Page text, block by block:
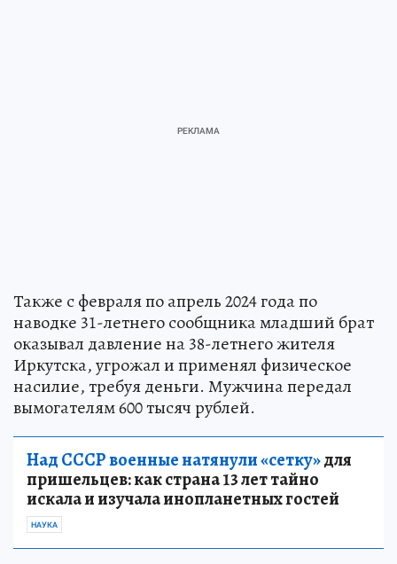
Также с февраля по апрель 2024 года по
наводке 31-летнего сообщника младший брат
оказывал давление на 38-летнего жителя
Иркутска, угрожал и применял физическое
насилие, требуя деньги. Мужчина передал
вымогателям 600 тысяч рублей.
Над СССР военные натянули «сетку»для
пришельцев: как страна 13 лет тайно
искала и изучала инопланетных гостей
НАУКА